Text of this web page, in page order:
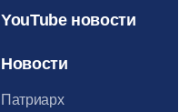
YouTube новости
Новости
Патриарх